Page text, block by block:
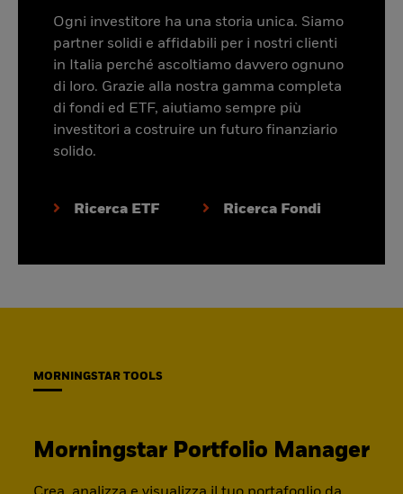
Ogni investitore ha una storia unica. Siamo
partner solidi e affidabili per i nostri clienti
in Italia perché ascoltiamo davvero ognuno
di loro. Grazie alla nostra gamma completa
di fondi ed ETF, aiutiamo sempre più
investitori a costruire un futuro finanziario
solido.
Ricerca ETF Ricerca Fondi
MORNINGSTAR TOOLS
Morningstar Portfolio Manager